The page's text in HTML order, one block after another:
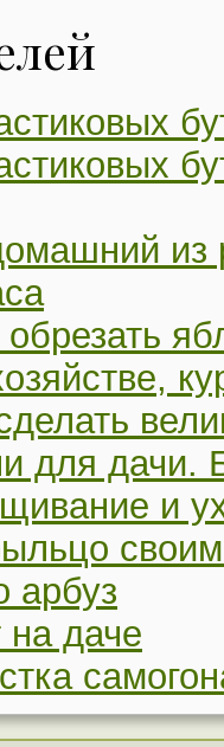
для дачи.
и
арбуз
на даче